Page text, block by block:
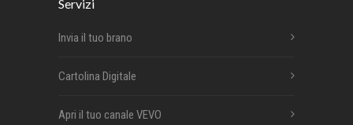
Servizi
Invia il tuo brano
Cartolina Digitale
Apri il tuo canale VEVO